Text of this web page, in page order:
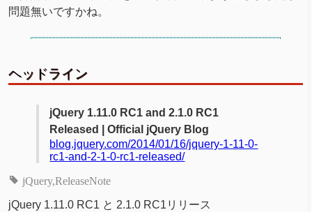
問題無いですかね。
ヘッドライン
jQuery 1.11.0 RC1 and 2.1.0 RC1
Released | Official jQuery Blog
blog.jquery.com/2014/01/16/jquery-1-11-0-
rc1-and-2-1-0-rc1-released/
jQuery ReleaseNote
jQuery 1.11.0 RC1 と 2.1.0 RC1リリース